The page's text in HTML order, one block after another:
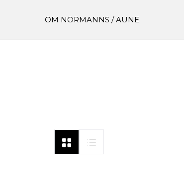
OM NORMANNS / AUNE